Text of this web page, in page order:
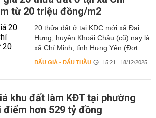
từ 20 triệu đồng/m2
20 thửa đất ở tại KDC mới xã Đại
Hưng, huyện Khoái Châu (cũ) nay là
xã Chí Minh, tỉnh Hưng Yên (Đợt...
ĐẤU GIÁ - ĐẤU THẦU 15:21 | 18/12/2025
khu đất làm KĐT tại phường
điểm hơn 529 tỷ đồng